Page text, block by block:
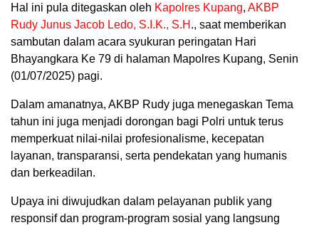
Hal ini pula ditegaskan oleh Kapolres Kupang, AKBP
Rudy Junus Jacob Ledo, S.I.K., S.H ., saat memberikan
sambutan dalam acara syukuran peringatan Hari
Bhayangkara Ke 79 di halaman Mapolres Kupang, Senin
(01/07/2025) pagi.
Dalam amanatnya, AKBP Rudy juga menegaskan Tema
tahun ini juga menjadi dorongan bagi Polri untuk terus
memperkuat nilai-nilai profesionalisme, kecepatan
layanan, transparansi, serta pendekatan yang humanis
dan berkeadilan.
Upaya ini diwujudkan dalam pelayanan publik yang
responsif dan program-program sosial yang langsung